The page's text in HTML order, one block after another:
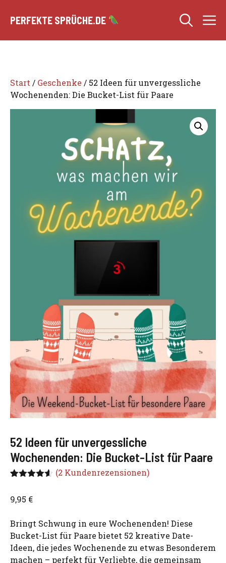
Inhalt
PERFEKTE SPRÜCHE.DE
Start / Geschenke / 52 Ideen für unvergessliche
Wochenenden: Die Bucket-List für Paare
52 Ideen für unvergessliche
Wochenenden: Die Bucket-List für Paare
von 5,
Kundenbe
wertungen
(2 Kundenrezensionen)
9,95 €
Bringt Schwung in eure Wochenenden! Diese
Bucket-List für Paare bietet 52 kreative Date-
Ideen, die jedes Wochenende zu etwas Besonderem
machen – perfekt für Verliebte, die gemeinsam